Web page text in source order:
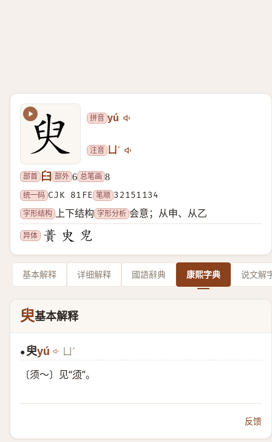
拼音 yú
注音 ㄩˊ
部首 臼 部外 6 总笔画 8
统一码 CJK 81FE 笔顺 32151134
字形结构
上下结构 字形分析 会意；从申、从乙
异体
基本解释 详细解释 國語辭典 康熙字典 说文解
臾基本解释
● 臾yú ㄩˊ
〔须～〕见“须”。
反馈